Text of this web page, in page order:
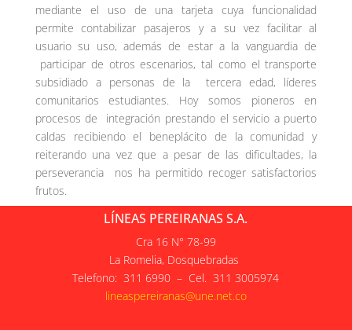
mediante el uso de una tarjeta cuya funcionalidad
permite contabilizar pasajeros y a su vez facilitar al
usuario su uso, además de estar a la vanguardia de
participar de otros escenarios, tal como el transporte
subsidiado a personas de la tercera edad, líderes
comunitarios estudiantes. Hoy somos pioneros en
procesos de integración prestando el servicio a puerto
caldas recibiendo el beneplácito de la comunidad y
reiterando una vez que a pesar de las dificultades, la
perseverancia nos ha permitido recoger satisfactorios
frutos.
LÍNEAS PEREIRANAS S.A.
Cra 16 N° 78-99
La Romelia, Dosquebradas
Telefono: 311 6990 – Cel. 311 3005974
lineaspereiranas@une.net.co